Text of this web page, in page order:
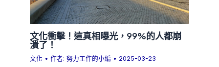
文化衝擊！這真相曝光，99%的人都崩
潰了！
文化 • 作者:努力工作的小編 • 2025-03-23